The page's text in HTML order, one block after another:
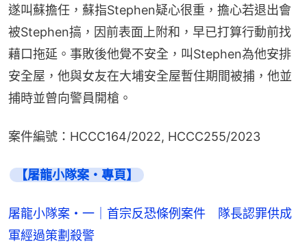
遂叫蘇擔任，蘇指Stephen疑心很重，擔心若退出會
被Stephen搞，因前表面上附和，早已打算行動前找
藉口拖延。事敗後他覺不安全，叫Stephen為他安排
安全屋，他與女友在大埔安全屋暫住期間被捕，他並
捕時並曾向警員開槍。
案件編號：HCCC164/2022, HCCC255/2023
【屠龍小隊案・專頁】
屠龍小隊案・一｜首宗反恐條例案件 隊長認罪供成
軍經過策劃殺警